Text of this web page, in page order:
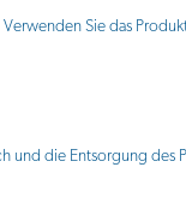
Sie das
und die Entsorgung des